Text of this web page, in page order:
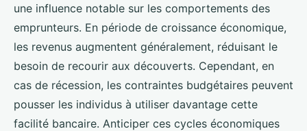
une influence notable sur les comportements des
emprunteurs. En période de croissance économique,
les revenus augmentent généralement, réduisant le
besoin de recourir aux découverts. Cependant, en
cas de récession, les contraintes budgétaires peuvent
pousser les individus à utiliser davantage cette
facilité bancaire. Anticiper ces cycles économiques